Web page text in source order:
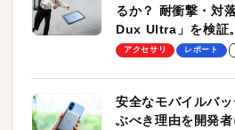
るか？ 耐衝撃・対
Dux Ultra」を検証
のモバイルユース
アクセサリ レポート
安全なモバイルバ
ぶべき理由を開発者